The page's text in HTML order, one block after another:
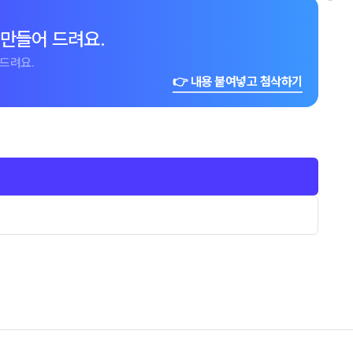
들어 드려요.
려요.
👉 내용 붙여넣고 첨삭하기